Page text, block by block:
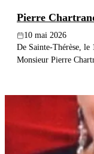
Pierre
10 mai 2026
De Sainte-Thérèse, le
Monsieur Pierre